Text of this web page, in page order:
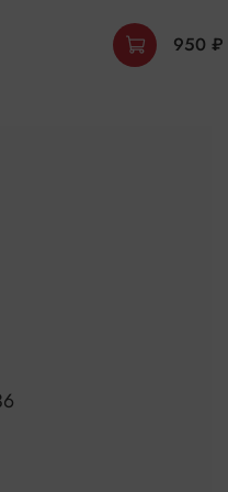
950 ₽